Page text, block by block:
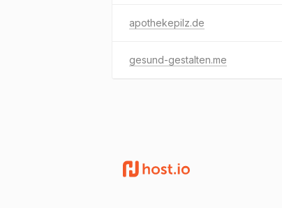
apothekepilz.de
gesund-gestalten.me